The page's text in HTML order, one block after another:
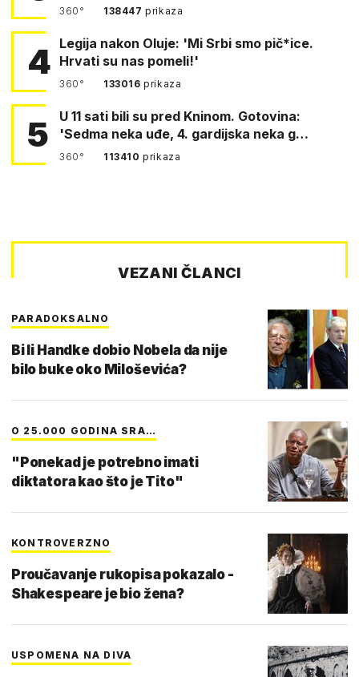
360° 138447prikaza
4 Legija nakon Oluje: 'Mi Srbi smo pič*ice.
Hrvati su nas pomeli!'
360° 133016prikaza
5
U 11 sati bili su pred Kninom. Gotovina:
'Sedma neka uđe, 4. gardijska neka g…
360° 113410prikaza
VEZANI ČLANCI
PARADOKSALNO
Bi li Handke dobio Nobela da nije
bilo buke oko Miloševića?
O 25.000 GODINA SRA…
"Ponekad je potrebno imati
diktatora kao što je Tito"
KONTROVERZNO
Proučavanje rukopisa pokazalo -
Shakespeare je bio žena?
USPOMENA NA DIVA